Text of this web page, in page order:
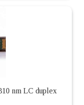
nm LC duplex